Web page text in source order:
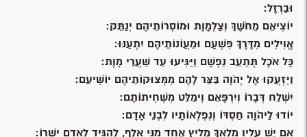
וּבַרְזֶל:
יוֹצִיאֵם מֵחֹשֶׁךְ וְצַלְמָוֶת וּמוֹסְרוֹתֵיהֶם יְנַתֵּק:
אֱוִילִים מִדֶּרֶךְ פִּשְׁעָם וּמֵעֲוֹנוֹתֵיהֶם יִתְעַנּוּ:
כָּל אֹכֶל תְּתַעֵב נַפְשָׁם וַיַּגִּיעוּ עַד שַׁעֲרֵי מָוֶת:
וַיִּזְעֲקוּ אֶל יְהֹוָה בַּצַּר לָהֶם מִמְּצוּקוֹתֵיהֶם יוֹשִׁיעֵם:
יִשְׁלַח דְּבָרוֹ וְיִרְפָּאֵם וִימַלֵּט מִשְׁחִיתוֹתָם:
יוֹדוּ לַיהֹוָה חַסְדּוֹ וְנִפְלְאוֹתָיו לִבְנֵי אָדָם:
אִם יֵשׁ עָלָיו מַלְאָךְ מֵלִיץ אֶחָד מִנִּי אָלֶף, לְהַגִּיד לְאָדָם יָשְׁרוֹ: